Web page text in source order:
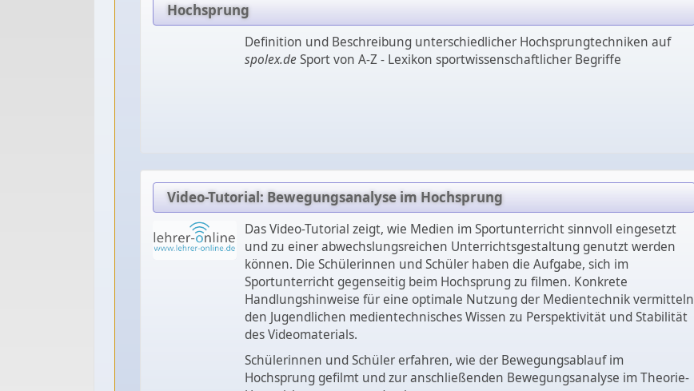
Hochsprung
Definition und Beschreibung unterschiedlicher Hochsprungtechniken auf
spolex.deSport von A-Z - Lexikon sportwissenschaftlicher Begriffe
Video-Tutorial: Bewegungsanalyse im Hochsprung
Das Video-Tutorial zeigt, wie Medien im Sportunterricht sinnvoll eingesetzt
und zu einer abwechslungsreichen Unterrichtsgestaltung genutzt werden
können. Die Schülerinnen und Schüler haben die Aufgabe, sich im
Sportunterricht gegenseitig beim Hochsprung zu filmen. Konkrete
Handlungshinweise für eine optimale Nutzung der Medientechnik vermitteln
den Jugendlichen medientechnisches Wissen zu Perspektivität und Stabilität
des Videomaterials.
Schülerinnen und Schüler erfahren, wie der Bewegungsablauf im
Hochsprung gefilmt und zur anschließenden Bewegungsanalyse im Theorie-